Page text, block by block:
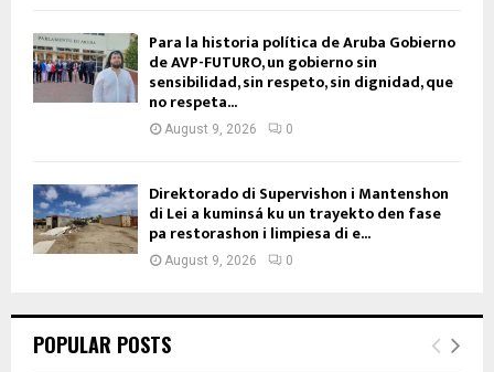
Para la historia política de Aruba Gobierno
de AVP-FUTURO, un gobierno sin
sensibilidad, sin respeto, sin dignidad, que
no respeta...
August 9, 2026 0
Direktorado di Supervishon i Mantenshon
di Lei a kuminsá ku un trayekto den fase
pa restorashon i limpiesa di e...
August 9, 2026 0
POPULAR POSTS